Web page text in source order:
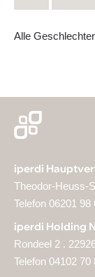
Alle
iperdi
Theodor-Heuss-
Telefon 06201 98
iperdi Holding
Rondeel 2 .
Telefon 04102 70